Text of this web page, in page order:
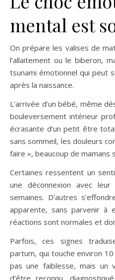
mental est
On prépare les valises de
l’allaitement ou le biberon,
tsunami émotionnel qui peut
après la naissance.
L’arrivée d’un bébé, même
bouleversement intérieur
écrasante d’un petit être
sans sommeil, les douleurs
faire », beaucoup de
Certaines ressentent un
une déconnexion avec
semaines. D’autres
apparente, sans parvenir à
réactions sont normales et
Parfois, ces signes
partum, qui touche environ
pas une faiblesse, mais un
d’être reconnu,